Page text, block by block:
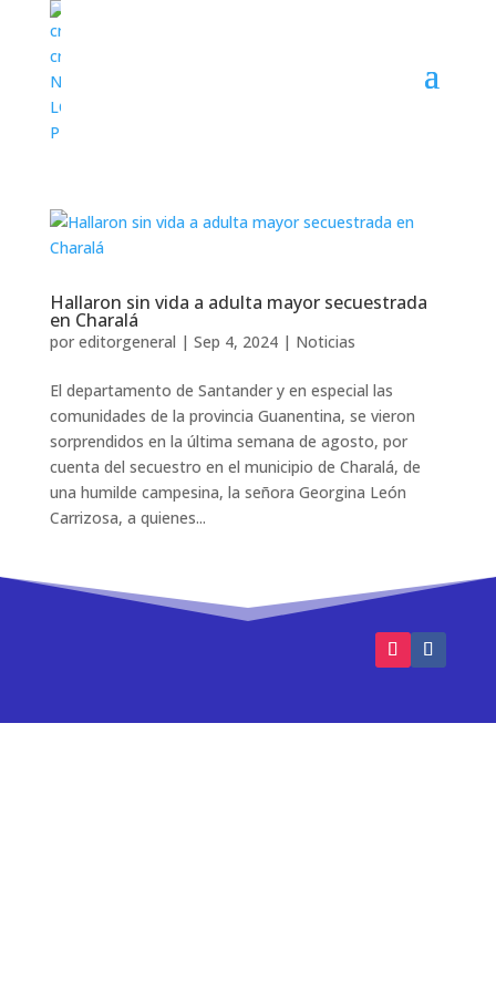
Hallaron sin vida a adulta mayor secuestrada
en Charalá
por editorgeneral | Sep 4, 2024| Noticias
El departamento de Santander y en especial las
comunidades de la provincia Guanentina, se vieron
sorprendidos en la última semana de agosto, por
cuenta del secuestro en el municipio de Charalá, de
una humilde campesina, la señora Georgina León
Carrizosa, a quienes...